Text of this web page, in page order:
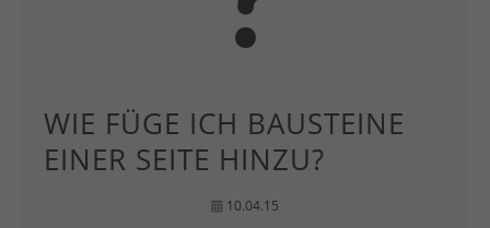
WIE FÜGE ICH BAUSTEINE
EINER SEITE HINZU?
10.04.15